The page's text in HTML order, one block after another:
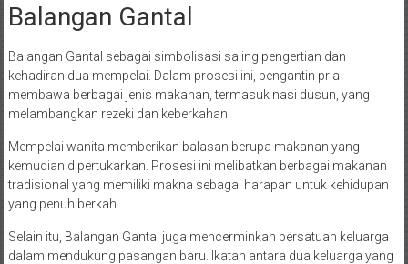
Balangan Gantal
Balangan Gantal sebagai simbolisasi saling pengertian dan
kehadiran dua mempelai. Dalam prosesi ini, pengantin pria
membawa berbagai jenis makanan, termasuk nasi dusun, yang
melambangkan rezeki dan keberkahan.
Mempelai wanita memberikan balasan berupa makanan yang
kemudian dipertukarkan. Prosesi ini melibatkan berbagai makanan
tradisional yang memiliki makna sebagai harapan untuk kehidupan
yang penuh berkah.
Selain itu, Balangan Gantal juga mencerminkan persatuan keluarga
dalam mendukung pasangan baru. Ikatan antara dua keluarga yang